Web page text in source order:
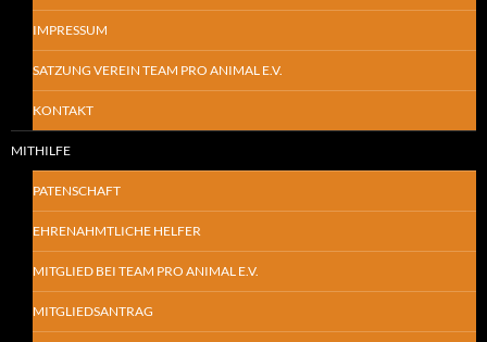
IMPRESSUM
SATZUNG VEREIN TEAM PRO ANIMAL E.V.
KONTAKT
MITHILFE
PATENSCHAFT
EHRENAHMTLICHE HELFER
MITGLIED BEI TEAM PRO ANIMAL E.V.
MITGLIEDSANTRAG